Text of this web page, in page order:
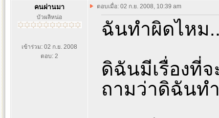
คนผ่านมา
บัวผลิหน่อ
เข้าร่วม: 02 ก.ย. 2008
ตอบ: 2
ตอบเมื่อ: 02 ก.ย. 2008, 10:39 am
ฉันทำผิดไหม
ดิฉันมีเรื่องที่
ถามว่าดิฉันท